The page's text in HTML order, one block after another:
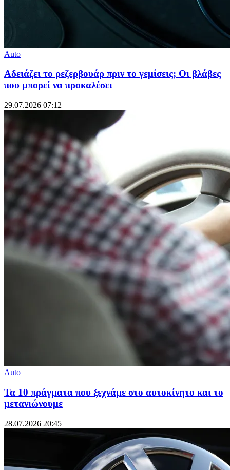
Auto
Αδειάζει το ρεζερβουάρ πριν το γεμίσεις; Οι βλάβες
που μπορεί να προκαλέσει
29.07.2026 07:12
Auto
Τα 10 πράγματα που ξεχνάμε στο αυτοκίνητο και το
μετανιώνουμε
28.07.2026 20:45